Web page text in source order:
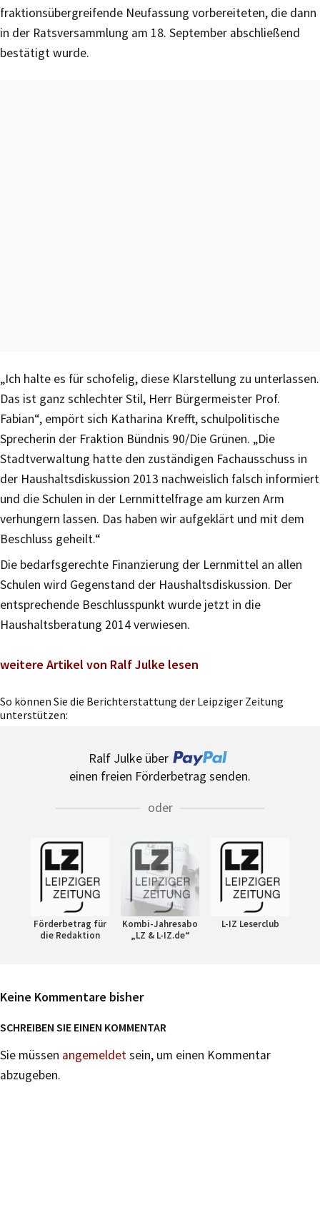
fraktionsübergreifende Neufassung vorbereiteten, die dann
in der Ratsversammlung am 18. September abschließend
bestätigt wurde.
„Ich halte es für schofelig, diese Klarstellung zu unterlassen.
Das ist ganz schlechter Stil, Herr Bürgermeister Prof.
Fabian“, empört sich Katharina Krefft, schulpolitische
Sprecherin der Fraktion Bündnis 90/Die Grünen. „Die
Stadtverwaltung hatte den zuständigen Fachausschuss in
der Haushaltsdiskussion 2013 nachweislich falsch informiert
und die Schulen in der Lernmittelfrage am kurzen Arm
verhungern lassen. Das haben wir aufgeklärt und mit dem
Beschluss geheilt.“
Die bedarfsgerechte Finanzierung der Lernmittel an allen
Schulen wird Gegenstand der Haushaltsdiskussion. Der
entsprechende Beschlusspunkt wurde jetzt in die
Haushaltsberatung 2014 verwiesen.
weitere Artikel von Ralf Julke lesen
So können Sie die Berichterstattung der Leipziger Zeitung
unterstützen:
Ralf Julke über
einen freien Förderbetrag senden.
oder
Förderbetrag für
die Redaktion
Kombi-Jahresabo
„LZ & L-IZ.de“
L-IZ Leserclub
Keine Kommentare bisher
SCHREIBEN SIE EINEN KOMMENTAR
Sie müssen angemeldetsein, um einen Kommentar
abzugeben.